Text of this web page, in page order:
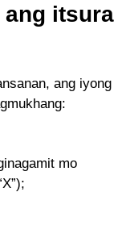
ang itsura
ang iyong
mo